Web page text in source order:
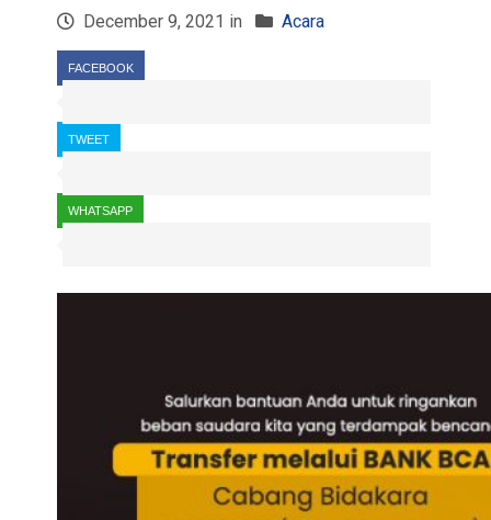
December 9, 2021 in Acara
FACEBOOK
TWEET
WHATSAPP